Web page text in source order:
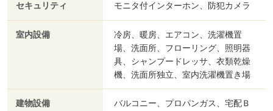
セキュリティ モニタ付インターホン、防犯カメラ
室内設備
冷房、暖房、エアコン、洗濯機置
場、洗面所、フローリング、照明器
具、シャンプードレッサ、衣類乾燥
機、洗面所独立、室内洗濯機置き場
建物設備
バルコニー、プロパンガス、宅配Ｂ